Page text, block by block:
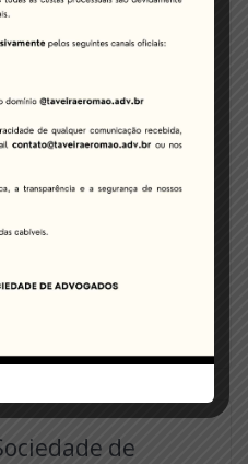
Educacional
e Bárbara Santos,
de Advogados,
de Destaque
pela 57ª Subseção de
de São Paulo da
contribuições dos
de